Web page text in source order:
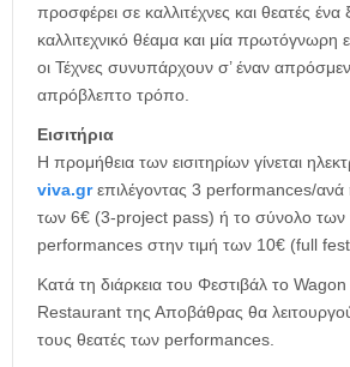
προσφέρει σε καλλιτέχνες και θεατές ένα
καλλιτεχνικό θέαμα και μία πρωτόγνωρη
οι Τέχνες συνυπάρχουν σ’ έναν
απρόβλεπτο τρόπο.
Εισιτήρια
Η προμήθεια των εισιτηρίων γίνεται
viva.grεπιλέγοντας 3 performances/ανά
των 6€ (3-project pass) ή το σύνολο των
performances στην τιμή των 10€ (full
Κατά τη διάρκεια του Φεστιβάλ το
Restaurant της Αποβάθρας θα
τους θεατές των performances.